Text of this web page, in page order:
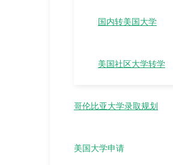
国内转美国大学
美国社区大学转学
哥伦比亚大学录取规划
美国大学申请